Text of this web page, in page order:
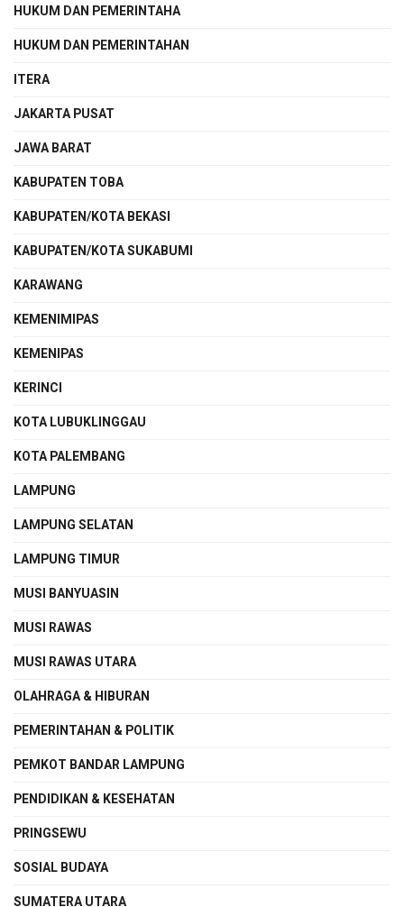
HUKUM DAN PEMERINTAHA
HUKUM DAN PEMERINTAHAN
ITERA
JAKARTA PUSAT
JAWA BARAT
KABUPATEN TOBA
KABUPATEN/KOTA BEKASI
KABUPATEN/KOTA SUKABUMI
KARAWANG
KEMENIMIPAS
KEMENIPAS
KERINCI
KOTA LUBUKLINGGAU
KOTA PALEMBANG
LAMPUNG
LAMPUNG SELATAN
LAMPUNG TIMUR
MUSI BANYUASIN
MUSI RAWAS
MUSI RAWAS UTARA
OLAHRAGA & HIBURAN
PEMERINTAHAN & POLITIK
PEMKOT BANDAR LAMPUNG
PENDIDIKAN & KESEHATAN
PRINGSEWU
SOSIAL BUDAYA
SUMATERA UTARA